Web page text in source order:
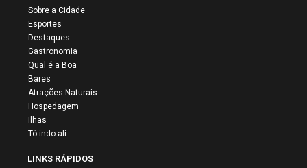
Sobre a Cidade
Esportes
Destaques
Gastronomia
Qual é a Boa
Bares
Atrações Naturais
Hospedagem
Ilhas
Tô indo ali
LINKS RÁPIDOS